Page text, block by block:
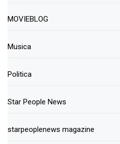
MOVIEBLOG
Musica
Politica
Star People News
starpeoplenews magazine